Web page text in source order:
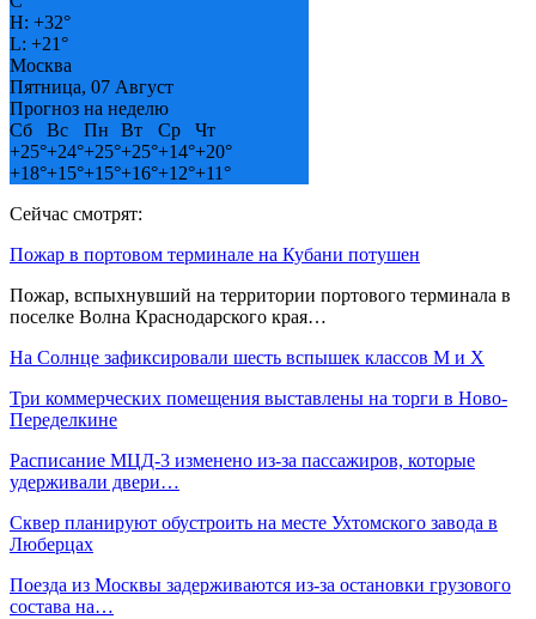
H: +32°
L: +21°
Москва
Пятница, 07 Август
Прогноз на неделю
Сб
Вс Пн Вт Ср
Чт
+25°+24°+25°+25°+14°+20°
+18°+15°+15°+16°+12°+11°
Сейчас смотрят:
Пожар в портовом терминале на Кубани потушен
Пожар, вспыхнувший на территории портового терминала в
поселке Волна Краснодарского края…
На Солнце зафиксировали шесть вспышек классов М и Х
Три коммерческих помещения выставлены на торги в Ново-
Переделкине
Расписание МЦД-3 изменено из-за пассажиров, которые
удерживали двери…
Сквер планируют обустроить на месте Ухтомского завода в
Люберцах
Поезда из Москвы задерживаются из-за остановки грузового
состава на…